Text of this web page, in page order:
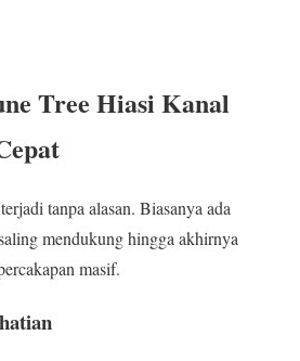
Tree Hiasi Kanal
tanpa alasan. Biasanya ada
mendukung hingga akhirnya
masif.